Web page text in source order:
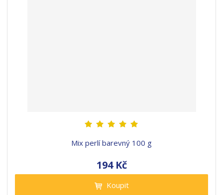
Mix perlí barevný 100 g
194 Kč
Koupit